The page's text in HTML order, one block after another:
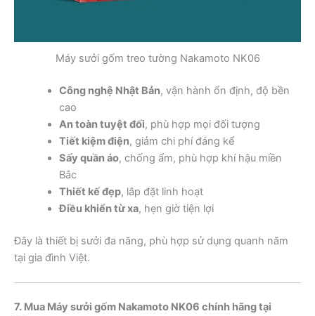
Máy sưởi gốm treo tường Nakamoto NK06
Công nghệ Nhật Bản, vận hành ổn định, độ bền
cao
An toàn tuyệt đối, phù hợp mọi đối tượng
Tiết kiệm điện, giảm chi phí đáng kể
Sấy quần áo, chống ẩm, phù hợp khí hậu miền
Bắc
Thiết kế đẹp, lắp đặt linh hoạt
Điều khiển từ xa, hẹn giờ tiện lợi
Đây là thiết bị sưởi đa năng, phù hợp sử dụng quanh năm
tại gia đình Việt.
7. Mua Máy sưởi gốm Nakamoto NK06 chính hãng tại